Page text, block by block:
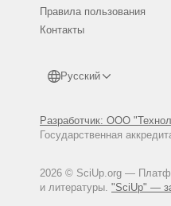
Правила пользования
Контакты
Русский
Разработчик: ООО
Государственная
2026 © SciUp.org —
и литературы. "SciUp" —